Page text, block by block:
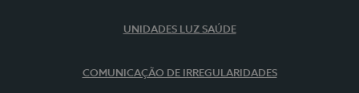
UNIDADES LUZ SAÚDE
COMUNICAÇÃO DE IRREGULARIDADES